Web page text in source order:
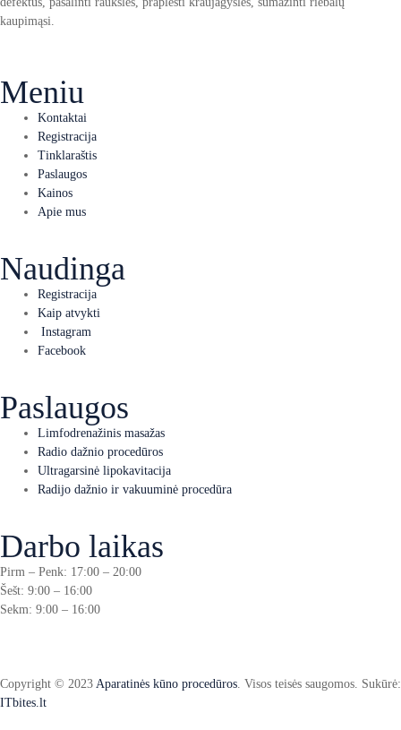
kaupimąsi.
Meniu
Kontaktai
Registracija
Tinklaraštis
Paslaugos
Kainos
Apie mus
Naudinga
Registracija
Kaip atvykti
Instagram
Facebook
Paslaugos
Limfodrenažinis masažas
Radio dažnio procedūros
Ultragarsinė lipokavitacija
Radijo dažnio ir vakuuminė procedūra
Darbo laikas
Pirm – Penk: 17:00 – 20:00
Šešt: 9:00 – 16:00
Sekm: 9:00 – 16:00
Copyright © 2023 Aparatinės kūno procedūros. Visos teisės saugomos. Sukūrė:
ITbites.lt